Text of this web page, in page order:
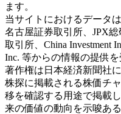
ます。
当サイトにおけるデータ
名古屋証券取引所、JPX
取引所、China Investment
Inc. 等からの情報の提供
著作権は日本経済新聞社
株探に掲載される株価チ
移を確認する用途で掲載
来の価値の動向を示唆あ